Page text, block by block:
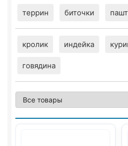
террин биточки
кролик индейка
говядина